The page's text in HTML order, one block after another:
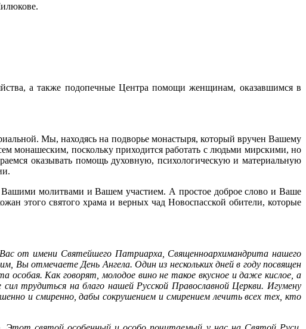
а также подопечные Центра помощи женщинам, оказавшимся в
Мы, находясь на подворье монастыря, который вручен Вашему
монашеским, поскольку приходится работать с людьми мирскими, но
оказывать помощь духовную, психологическую и материальную
Вашими молитвами и Вашем участием. А простое доброе слово и Ваше
этого святого храма и верных чад Новоспасской обители, которые
от имени Святейшего Патриарха, Священноархимандрита нашего
Вы отмечаете День Ангела. Один из нескольких дней в году посвящен
Как говорят, молодое вино не такое вкусное и даже кислое, а
трудиться на благо нашей Русской Православной Церкви. Игумену
и смиренно, дабы сокрушением и смирением лечить всех тех, кто